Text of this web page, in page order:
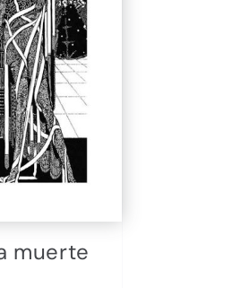
muerte